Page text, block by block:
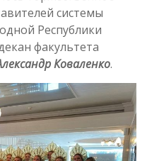
системы
Республики
факультета
Коваленко.